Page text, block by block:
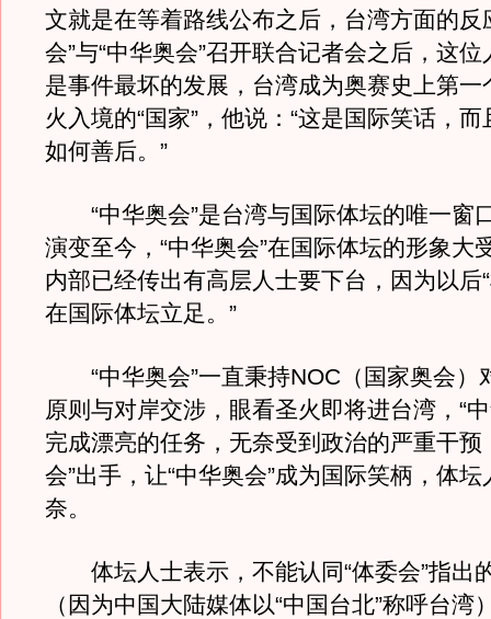
文就是在等着路线公布之后，台湾方面的反
会”与“中华奥会”召开联合记者会之后，这
是事件最坏的发展，台湾成为奥赛史上第一
火入境的“国家”，他说：“这是国际笑话，
如何善后。”
“中华奥会”是台湾与国际体坛的唯一窗
演变至今，“中华奥会”在国际体坛的形象大
内部已经传出有高层人士要下台，因为以后
在国际体坛立足。”
“中华奥会”一直秉持NOC（国家奥会）
原则与对岸交涉，眼看圣火即将进台湾，“
完成漂亮的任务，无奈受到政治的严重干预
会”出手，让“中华奥会”成为国际笑柄，体
奈。
体坛人士表示，不能认同“体委会”指出
（因为中国大陆媒体以“中国台北”称呼台湾